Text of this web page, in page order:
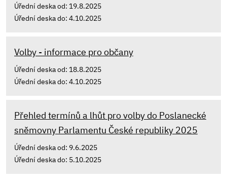
Úřední deska od: 19.8.2025
Úřední deska do: 4.10.2025
Volby - informace pro občany
Úřední deska od: 18.8.2025
Úřední deska do: 4.10.2025
Přehled termínů a lhůt pro volby do Poslanecké
sněmovny Parlamentu České republiky 2025
Úřední deska od: 9.6.2025
Úřední deska do: 5.10.2025